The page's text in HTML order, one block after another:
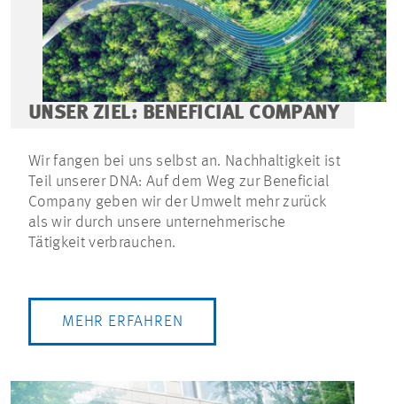
UNSER ZIEL: BENEFICIAL COMPANY
Wir fangen bei uns selbst an. Nachhaltigkeit ist
Teil unserer DNA: Auf dem Weg zur Beneficial
Company geben wir der Umwelt mehr zurück
als wir durch unsere unternehmerische
Tätigkeit verbrauchen.
MEHR ERFAHREN